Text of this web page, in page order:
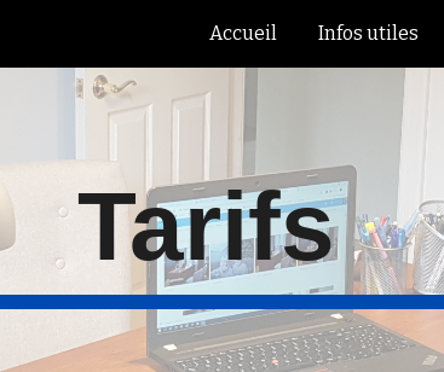
Skip to
Accueil Infos utiles
Tarifs